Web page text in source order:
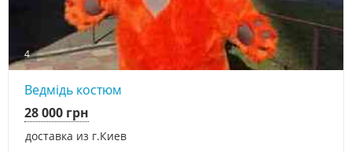
4
Ведмідь костюм
доставка из г.Киев
28 000 грн